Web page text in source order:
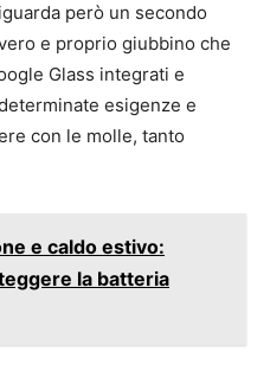
però un secondo
e proprio giubbino che
Glass integrati e
esigenze e
con le molle, tanto
e caldo estivo:
la batteria